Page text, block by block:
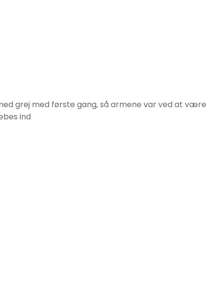
grej med første gang, så armene var ved at være
ind